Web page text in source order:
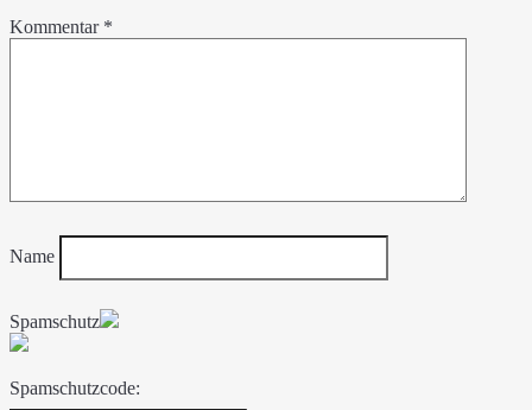
Kommentar *
Name
Spamschutz
Spamschutzcode: